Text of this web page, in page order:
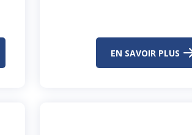
EN SAVOIR PLUS